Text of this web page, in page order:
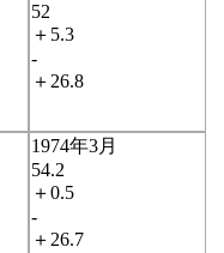
52
＋5.3
-
＋26.8
1974年3月
54.2
＋0.5
-
＋26.7